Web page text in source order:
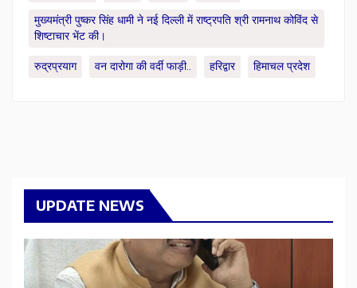
मुख्यमंत्री पुष्कर सिंह धामी ने नई दिल्ली में राष्ट्रपति श्री रामनाथ कोविंद से
शिष्टाचार भेंट की।
रुद्रप्रयाग वन दारोगा की वर्दी फाड़ी.. हरिद्वार हिमाचल प्रदेश
UPDATE NEWS